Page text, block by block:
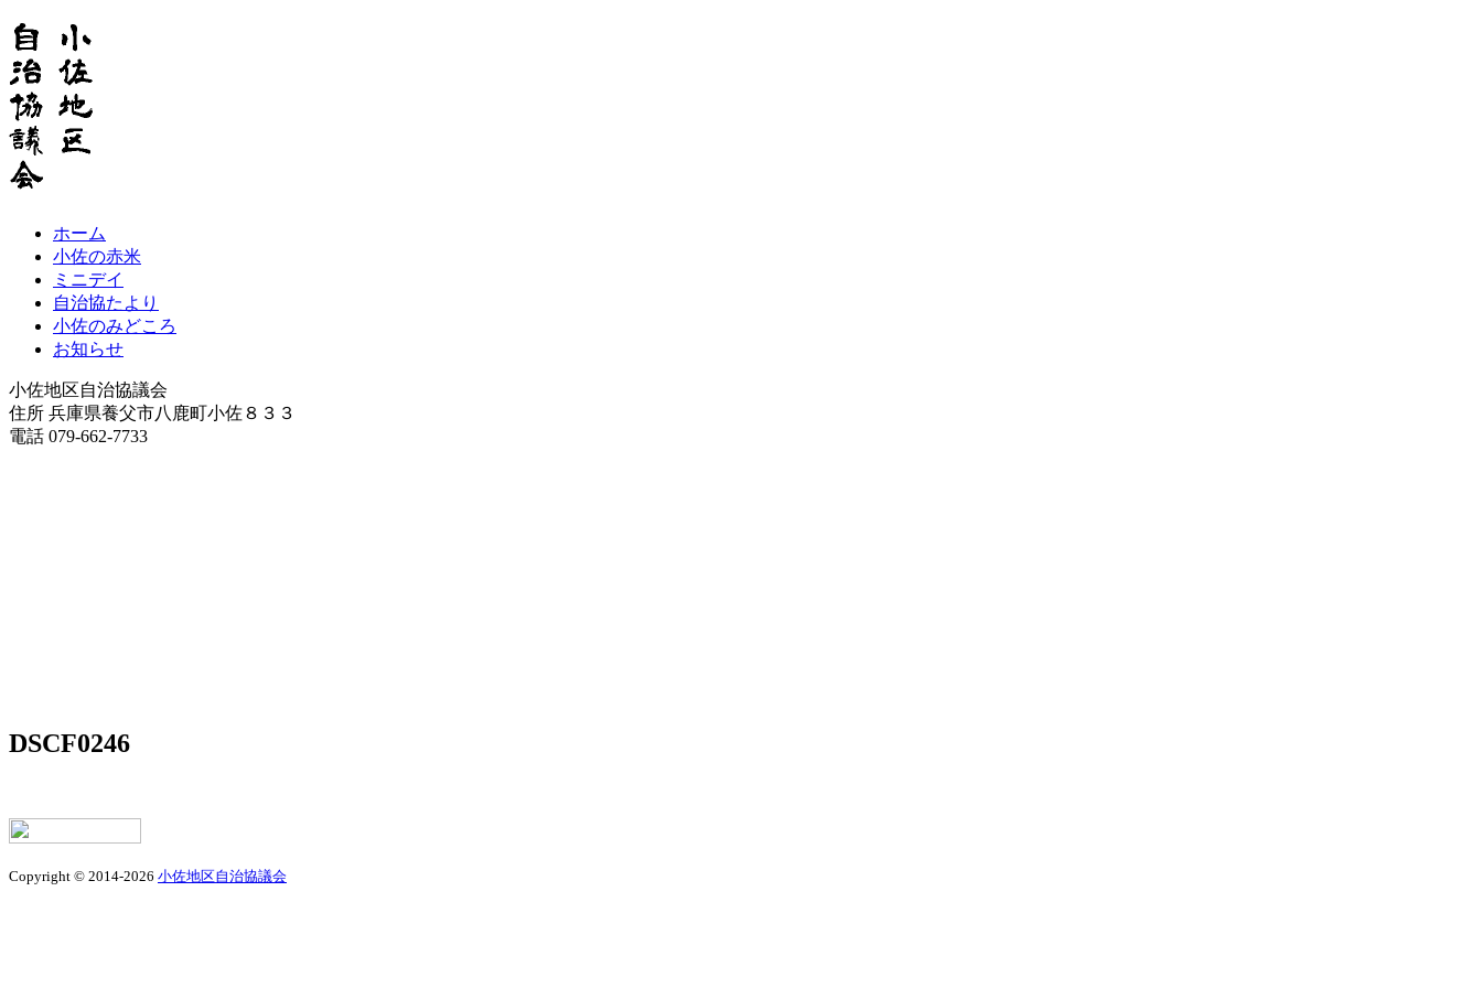
ホーム
小佐の赤米
ミニデイ
自治協たより
小佐のみどころ
お知らせ
小佐地区自治協議会
住所 兵庫県養父市八鹿町小佐８３３
電話 079-662-7733
DSCF0246
Copyright © 2014-2026 小佐地区自治協議会